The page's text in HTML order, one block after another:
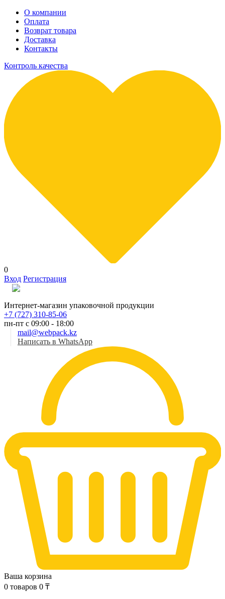
О компании
Оплата
Возврат товара
Доставка
Контакты
Контроль качества
0
Вход Регистрация
Интернет-магазин упаковочной продукции
+7 (727) 310-85-06
пн-пт с 09:00 - 18:00
mail@webpack.kz
Написать в WhatsApp
Ваша корзина
0 товаров 0 ₸